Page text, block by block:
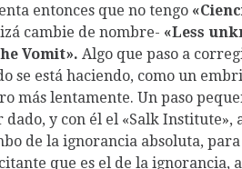
entonces que no tengo
cambie de nombre- «Less
Vomit». Algo que paso a
se está haciendo, como un
más lentamente. Un paso
dado, y con él el «Salk Institute»,
de la ignorancia absoluta,
que es el de la ignorancia,